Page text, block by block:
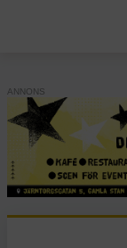
ANNONS